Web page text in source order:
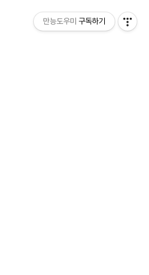
만능도우미 구독하기